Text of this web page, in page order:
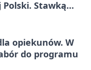
Polski. Stawką
opiekunów. W
do programu